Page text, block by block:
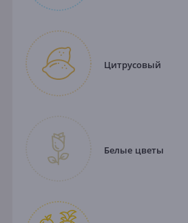
Цитрусовый
Белые цветы